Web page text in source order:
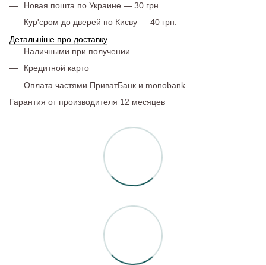
Новая пошта по Украине — 30 грн.
Кур'єром до дверей по Києву — 40 грн.
Детальніше про доставку
Наличными при получении
Кредитной карто
Оплата частями ПриватБанк и monobank
Гарантия от производителя 12 месяцев